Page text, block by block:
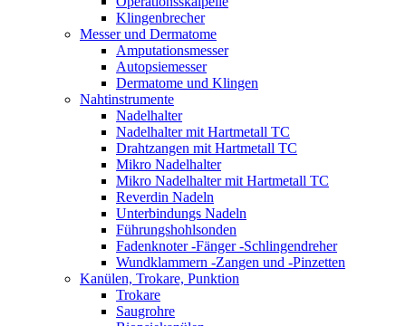
Klingenbrecher
Messer und Dermatome
Amputationsmesser
Autopsiemesser
Dermatome und Klingen
Nahtinstrumente
Nadelhalter
Nadelhalter mit Hartmetall TC
Drahtzangen mit Hartmetall TC
Mikro Nadelhalter
Mikro Nadelhalter mit Hartmetall TC
Reverdin Nadeln
Unterbindungs Nadeln
Führungshohlsonden
Fadenknoter -Fänger -Schlingendreher
Wundklammern -Zangen und -Pinzetten
Kanülen, Trokare, Punktion
Trokare
Saugrohre